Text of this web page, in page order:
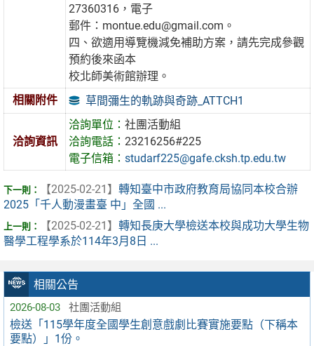
相關公告
2026-08-03 社團活動組
檢送「115學年度全國學生創意戲劇比賽實施要點（下稱本
要點）」1份。
27360316，電子
郵件：montue.edu@gmail.com。
四、欲適用導覽機減免補助方案，請先完成參觀
預約後來函本
校北師美術館辦理。
相關附件
草間彌生的軌跡與奇跡_ATTCH1
洽詢資訊
洽詢單位：社團活動組
洽詢電話：23216256#225
電子信箱：studarf225@gafe.cksh.tp.edu.tw
【2025-02-21】 轉知臺中市政府教育局協同本校合辦
2025「千人動漫畫臺 中」全國 ...
【2025-02-21】 轉知長庚大學檢送本校與成功大學生物
醫學工程學系於114年3月8日 ...